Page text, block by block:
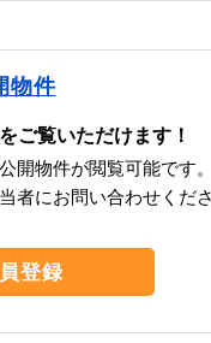
物件
ご覧いただけます！
開物件が閲覧可能です。
者にお問い合わせくださ
登録